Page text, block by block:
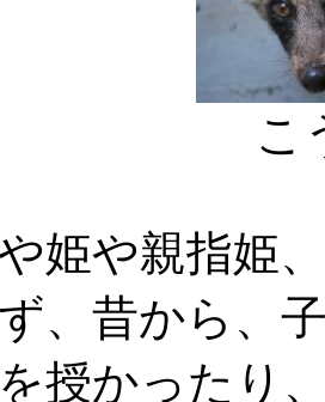
こ
姫や親指姫
、昔から、
授かったり